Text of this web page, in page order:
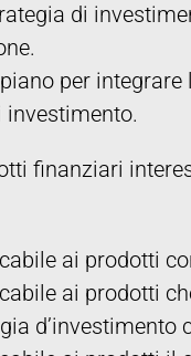
di
per
finanziari
ai prodotti
ai prodotti
d’investimento